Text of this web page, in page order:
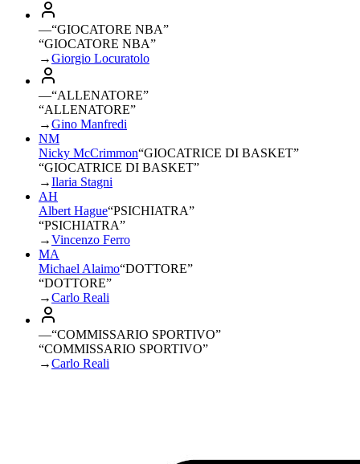
—“GIOCATORE NBA”
“GIOCATORE NBA”
→Giorgio Locuratolo
—“ALLENATORE”
“ALLENATORE”
→Gino Manfredi
NM
Nicky McCrimmon“GIOCATRICE DI BASKET”
“GIOCATRICE DI BASKET”
→Ilaria Stagni
AH
Albert Hague“PSICHIATRA”
“PSICHIATRA”
→Vincenzo Ferro
MA
Michael Alaimo“DOTTORE”
“DOTTORE”
→Carlo Reali
—“COMMISSARIO SPORTIVO”
“COMMISSARIO SPORTIVO”
→Carlo Reali